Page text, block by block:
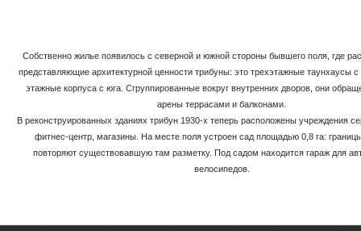
Собственно жилье появилось с северной и южной стороны бывшего поля, где
представляющие архитектурной ценности трибуны: это трехэтажные таунхаусы
этажные корпуса с юга. Сгруппированные вокруг внутренних дворов, они
арены террасами и балконами.
В реконструированных зданиях трибун 1930-х теперь расположены учреждения
фитнес-центр, магазины. На месте поля устроен сад площадью 0,8 га:
повторяют существовавшую там разметку. Под садом находится гараж для
велосипедов.